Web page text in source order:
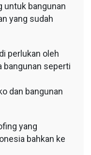
untuk bangunan
yang sudah
perlukan oleh
bangunan seperti
dan bangunan
yang
bahkan ke